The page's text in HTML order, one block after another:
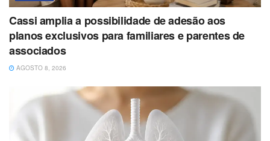
Cassi amplia a possibilidade de adesão aos
planos exclusivos para familiares e parentes de
associados
AGOSTO 8, 2026